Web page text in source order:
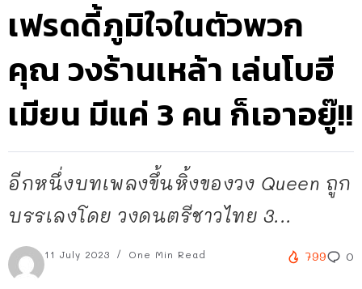
เฟรดดี้ภูมิใจในตัวพวก
คุณ วงร้านเหล้า เล่นโบฮี
เมียน มีแค่ 3 คน ก็เอาอยู๊!!
อีกหนึ่งบทเพลงขึ้นหิ้งของวง Queen ถูก
บรรเลงโดย วงดนตรีชาวไทย 3...
11 July 2023 One Min Read 799 0